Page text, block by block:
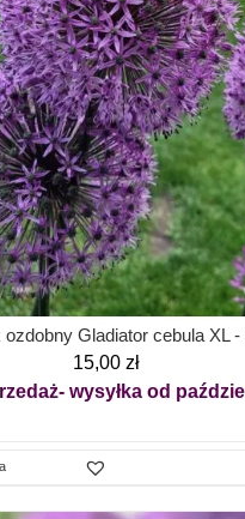
Gladiator cebula XL -
15,00 zł
wysyłka od